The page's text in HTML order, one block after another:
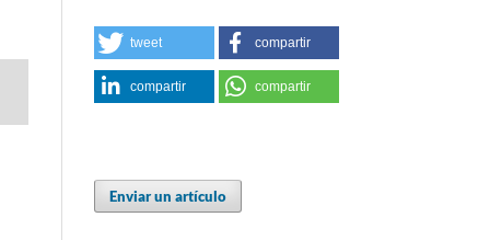
tweet compartir
compartir compartir
Enviar un artículo